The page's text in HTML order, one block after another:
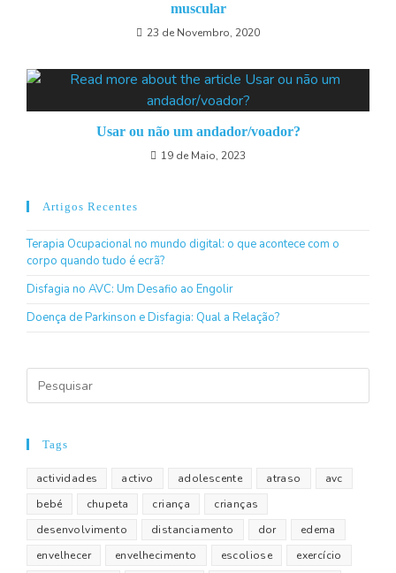
muscular
23 de Novembro, 2020
Usar ou não um andador/voador?
19 de Maio, 2023
Artigos Recentes
Terapia Ocupacional no mundo digital: o que acontece com o
corpo quando tudo é ecrã?
Disfagia no AVC: Um Desafio ao Engolir
Doença de Parkinson e Disfagia: Qual a Relação?
Tags
actividades activo adolescente atraso
avc
bebé
chupeta criança
crianças
desenvolvimento
distanciamento dor
edema
envelhecer
envelhecimento escoliose
exercício